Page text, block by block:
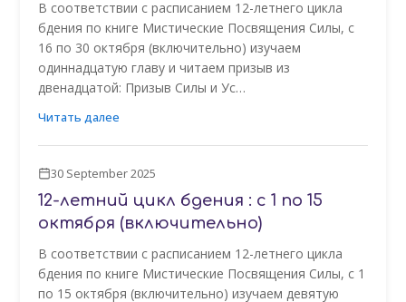
В соответствии с расписанием 12-летнего цикла
бдения по книге Мистические Посвящения Силы, с
16 по 30 октября (включительно) изучаем
одиннадцатую главу и читаем призыв из
двенадцатой: Призыв Силы и Ус…
Читать далее
30 September 2025
12-летний цикл бдения : с 1 по 15
октября (включительно)
В соответствии с расписанием 12-летнего цикла
бдения по книге Мистические Посвящения Силы, с 1
по 15 октября (включительно) изучаем девятую